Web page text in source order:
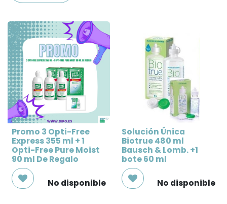
Promo 3 Opti-Free
Express 355 ml + 1
Opti-Free Pure Moist
90 ml De Regalo
No disponible
Solución Única
Biotrue 480 ml
Bausch & Lomb. +1
bote 60 ml
No disponible